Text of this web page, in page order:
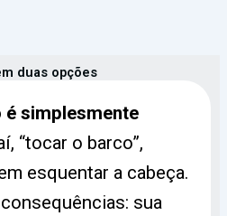
duas opções
simplesmente
“tocar o barco”,
esquentar a cabeça.
sua